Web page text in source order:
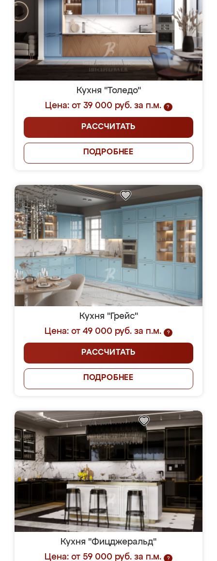
Кухня "Толедо"
Цена: от 39 000 руб. за п.м.
?
РАССЧИТАТЬ
ПОДРОБНЕЕ
Кухня "Грейс"
Цена: от 49 000 руб. за п.м.
?
РАССЧИТАТЬ
ПОДРОБНЕЕ
Кухня "Фицджеральд"
Цена: от 59 000 руб. за п.м.
?